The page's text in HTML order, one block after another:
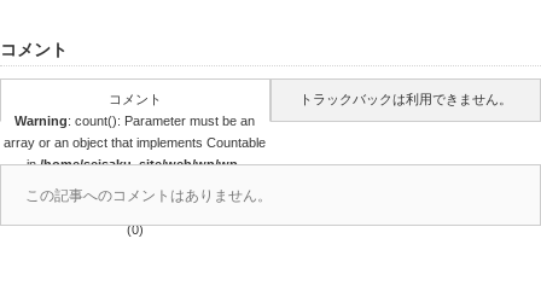
コメント
コメント
Warning: count(): Parameter must be an
array or an object that implements Countable
in/home/seisaku_site/web/wp/wp-
content/themes/seisaku/comments.php
(0)
トラックバックは利用できません。
この記事へのコメントはありません。